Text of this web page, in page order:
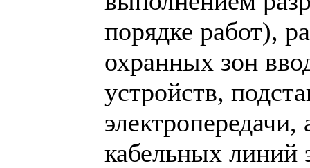
порядке работ),
охранных зон
устройств,
кабельных линий